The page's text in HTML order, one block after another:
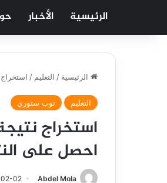
الرئيسية الأخبار
الرئيسية / التعليم / استخراج نتيجة
التعليم توب ستوري
احصل على
Abdel Mola
02